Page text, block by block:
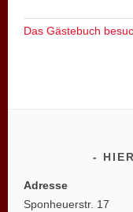
Das Gästebuch
Adresse
Sponheuerstr. 17